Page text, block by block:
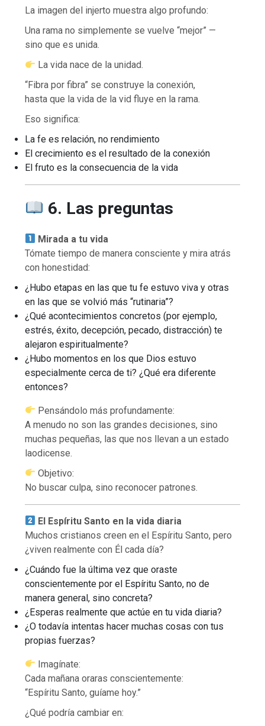
La imagen del injerto muestra algo profundo:
Una rama no simplemente se vuelve “mejor” —
sino que es unida.
La vida nace de la unidad.
“Fibra por fibra” se construye la conexión,
hasta que la vida de la vid fluye en la rama.
Eso significa:
La fe es relación, no rendimiento
El crecimiento es el resultado de la conexión
El fruto es la consecuencia de la vida
6. Las preguntas
Mirada a tu vida
Tómate tiempo de manera consciente y mira atrás
con honestidad:
¿Hubo etapas en las que tu fe estuvo viva y otras
en las que se volvió más “rutinaria”?
¿Qué acontecimientos concretos (por ejemplo,
estrés, éxito, decepción, pecado, distracción) te
alejaron espiritualmente?
¿Hubo momentos en los que Dios estuvo
especialmente cerca de ti? ¿Qué era diferente
entonces?
Pensándolo más profundamente:
A menudo no son las grandes decisiones, sino
muchas pequeñas, las que nos llevan a un estado
laodicense.
Objetivo:
No buscar culpa, sino reconocer patrones.
El Espíritu Santo en la vida diaria
Muchos cristianos creen en el Espíritu Santo, pero
¿viven realmente con Él cada día?
¿Cuándo fue la última vez que oraste
conscientemente por el Espíritu Santo, no de
manera general, sino concreta?
¿Esperas realmente que actúe en tu vida diaria?
¿O todavía intentas hacer muchas cosas con tus
propias fuerzas?
Imagínate:
Cada mañana oraras conscientemente:
“Espíritu Santo, guíame hoy.”
¿Qué podría cambiar en: